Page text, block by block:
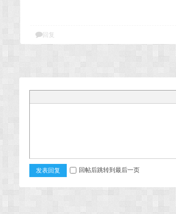
回复
发表回复 回帖后跳转到最后一页